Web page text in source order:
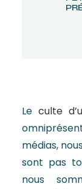
Leculte
médias,
sont pas
nous